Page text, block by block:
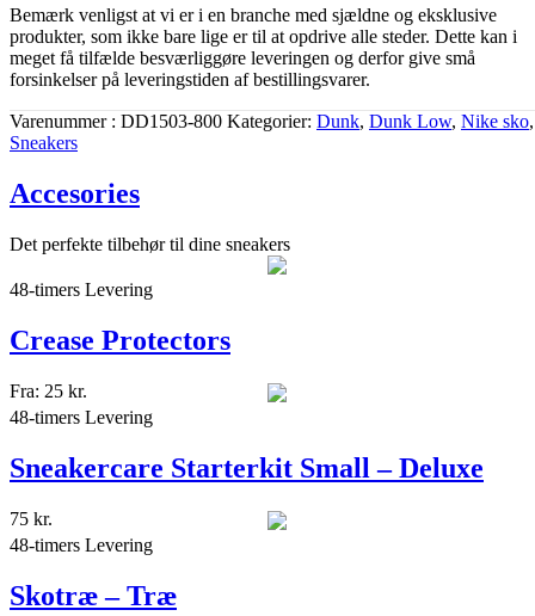
Bemærk venligst at vi er i en branche med sjældne og eksklusive
produkter, som ikke bare lige er til at opdrive alle steder. Dette kan i
meget få tilfælde besværliggøre leveringen og derfor give små
forsinkelser på leveringstiden af bestillingsvarer.
Varenummer DD1503-800 Kategorier Dunk, Dunk Low, Nike sko,
Sneakers
Accesories
Det perfekte tilbehør til dine sneakers
48-timers Levering
Crease Protectors
Fra: 25 kr.
48-timers Levering
Sneakercare Starterkit Small – Deluxe
75 kr.
48-timers Levering
Skotræ – Træ